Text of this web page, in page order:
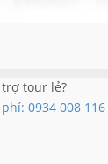
tour lẻ?
0934 008 116